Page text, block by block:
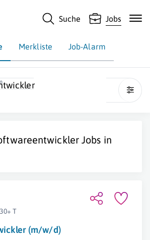
Suche Jobs
Merkliste Job-Alarm
Jobs in
T
(m/w/d)